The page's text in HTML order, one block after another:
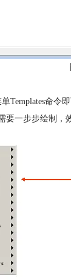
Templates命
一步步绘制，